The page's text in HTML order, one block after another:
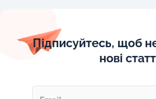
Підписуйтесь, щоб
нові